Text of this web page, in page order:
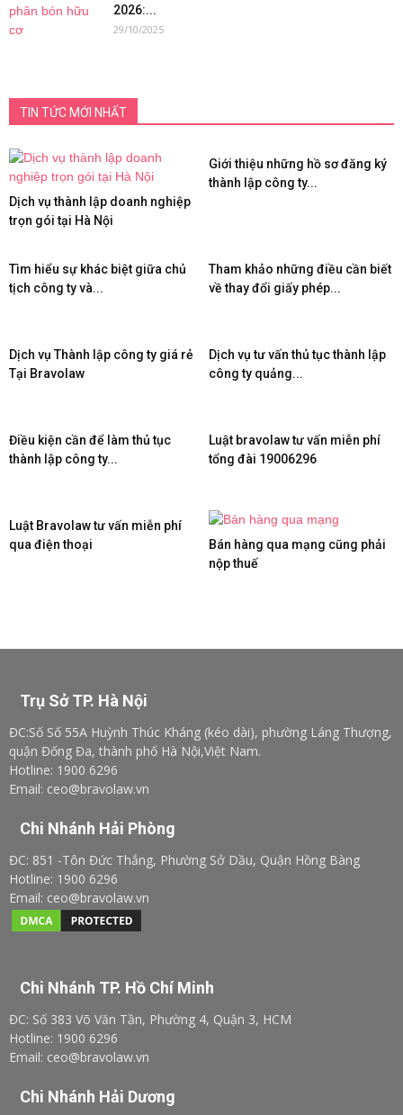
2026:...
29/10/2025
TIN TỨC MỚI NHẤT
Dịch vụ thành lập doanh nghiệp
trọn gói tại Hà Nội
Giới thiệu những hồ sơ đăng ký
thành lập công ty...
Tìm hiểu sự khác biệt giữa chủ
tịch công ty và...
Tham khảo những điều cần biết
về thay đổi giấy phép...
Dịch vụ Thành lập công ty giá rẻ
Tại Bravolaw
Dịch vụ tư vấn thủ tục thành lập
công ty quảng...
Điều kiện cần để làm thủ tục
thành lập công ty...
Luật bravolaw tư vấn miễn phí
tổng đài 19006296
Luật Bravolaw tư vấn miễn phí
qua điện thoại
Bán hàng qua mạng cũng phải
nộp thuế
Trụ Sở TP. Hà Nội
ĐC:Số Số 55A Huỳnh Thúc Kháng (kéo dài), phường Láng Thượng,
quận Đống Đa, thành phố Hà Nội,Việt Nam.
Hotline: 1900 6296
Email: ceo@bravolaw.vn
Chi Nhánh Hải Phòng
ĐC: 851 -Tôn Đức Thắng, Phường Sở Dầu, Quận Hồng Bàng
Hotline: 1900 6296
Email: ceo@bravolaw.vn
Chi Nhánh TP. Hồ Chí Minh
ĐC: Số 383 Võ Văn Tần, Phường 4, Quận 3, HCM
Hotline: 1900 6296
Email: ceo@bravolaw.vn
Chi Nhánh Hải Dương